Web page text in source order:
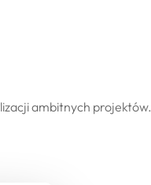
ambitnych projektów.